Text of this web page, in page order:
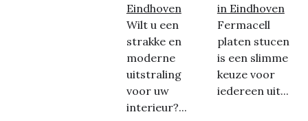
Eindhoven
Wilt u een
strakke en
moderne
uitstraling
voor uw
interieur?...
in Eindhoven
Fermacell
platen stucen
is een slimme
keuze voor
iedereen uit...